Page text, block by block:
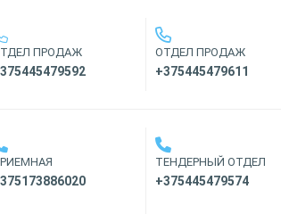
ПРОДАЖ ОТДЕЛ ПРОДАЖ
+375445479611
ТЕНДЕРНЫЙ ОТДЕЛ
+375445479574